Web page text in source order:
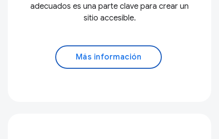
adecuados es una parte clave para crear un
sitio accesible.
Más información